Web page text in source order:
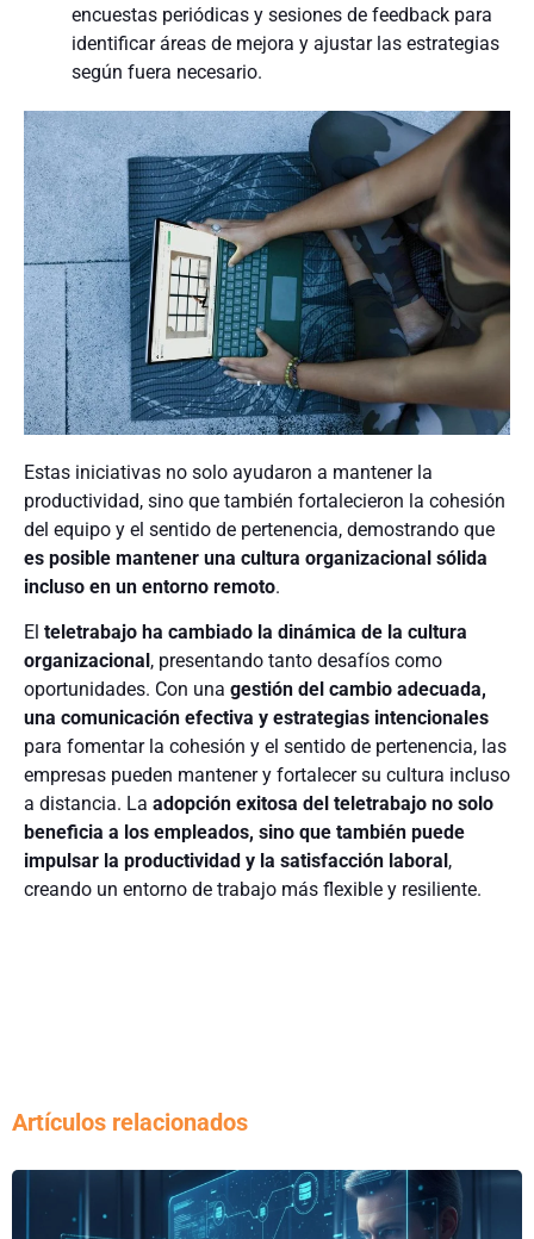
encuestas periódicas y sesiones de feedback para
identificar áreas de mejora y ajustar las estrategias
según fuera necesario.
Estas iniciativas no solo ayudaron a mantener la
productividad, sino que también fortalecieron la cohesión
del equipo y el sentido de pertenencia, demostrando que
es posible mantener una cultura organizacional sólida
incluso en un entorno remoto.
El teletrabajo ha cambiado la dinámica de la cultura
organizacional , presentando tanto desafíos como
oportunidades. Con una gestión del cambio adecuada,
una comunicación efectiva y estrategias intencionales
para fomentar la cohesión y el sentido de pertenencia, las
empresas pueden mantener y fortalecer su cultura incluso
a distancia. La adopción exitosa del teletrabajo no solo
beneficia a los empleados, sino que también puede
impulsar la productividad y la satisfacción laboral ,
creando un entorno de trabajo más flexible y resiliente.
Artículos relacionados